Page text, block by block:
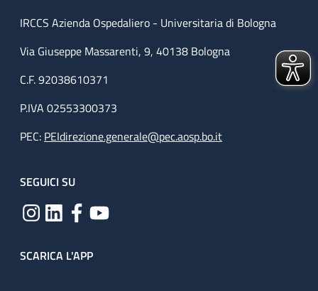
IRCCS Azienda Ospedaliero - Universitaria di Bologna
Via Giuseppe Massarenti, 9, 40138 Bologna
C.F. 92038610371
P.IVA 02553300373
PEC: PEIdirezione.generale@pec.aosp.bo.it
SEGUICI SU
SCARICA L'APP